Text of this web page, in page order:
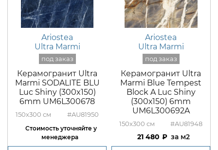
Ariostea
Ultra Marmi
Керамогранит Ultra
Marmi SODALITE BLU
Luc Shiny (300x150)
6mm UM6L300678
150x300 #AU81950
Ariostea
Ultra Marmi
Керамогранит Ultra
Marmi Blue Tempest
Block A Luc Shiny
(300х150) 6mm
UM6L300692A
150x300 #AU81948
21 480 м2